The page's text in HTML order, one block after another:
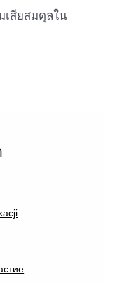
เสียสมดุลใน